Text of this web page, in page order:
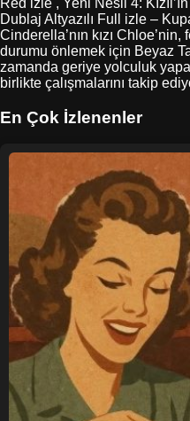
Red izle , Yeni Nesil 4:
Dublaj Altyazılı Full izle –
Cinderella’nın kızı
durumu önlemek için Beyaz
zamanda geriye yolculuk
birlikte çalışmalarını takip
En Çok İzlenenler